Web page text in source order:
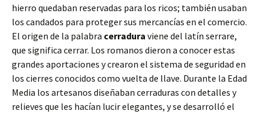
hierro quedaban reservadas para los ricos; también usaban
los candados para proteger sus mercancías en el comercio.
El origen de la palabra cerradura viene del latín serrare,
que significa cerrar. Los romanos dieron a conocer estas
grandes aportaciones y crearon el sistema de seguridad en
los cierres conocidos como vuelta de llave. Durante la Edad
Media los artesanos diseñaban cerraduras con detalles y
relieves que les hacían lucir elegantes, y se desarrolló el